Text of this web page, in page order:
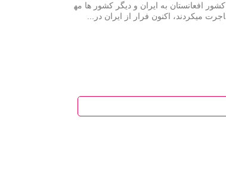
کشور افعانستان به ایران و دیگر کشور ها مه
اجرت میکردند، اکنون فرار از ایران در...